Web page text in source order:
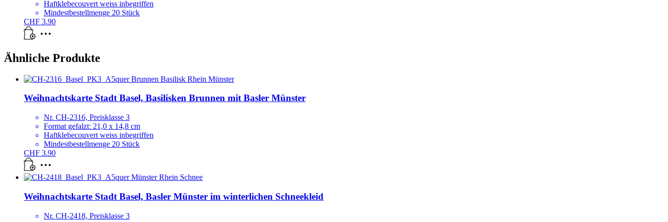
Haftklebecouvert weiss inbegriffen
Mindestbestellmenge 20 Stück
CHF 3.90
Ähnliche Produkte
Weihnachtskarte Stadt Basel, Basilisken Brunnen mit Basler Münster
Nr. CH-2316, Preisklasse 3
Format gefalzt: 21,0 x 14,8 cm
Haftklebecouvert weiss inbegriffen
Mindestbestellmenge 20 Stück
CHF 3.90
Weihnachtskarte Stadt Basel, Basler Münster im winterlichen Schneekleid
Nr. CH-2418, Preisklasse 3